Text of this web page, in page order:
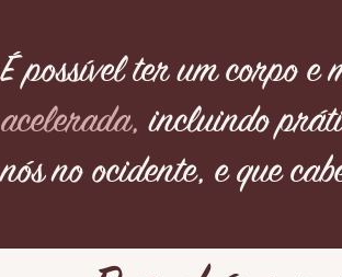
É possível ter um corpo e
acelerada, incluindo
nós no ocidente, e que